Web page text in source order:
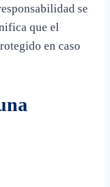
se
que el
en caso